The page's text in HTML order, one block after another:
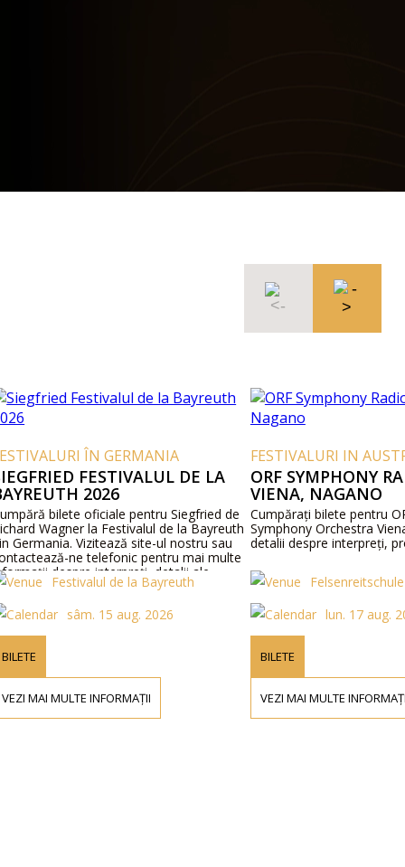
ÎN GERMANIA
FESTIVALUL DE LA
2026
oficiale pentru Siegfried de
la Festivalul de la Bayreuth
Vizitează site-ul nostru sau
ne telefonic pentru mai multe
interpreți, detalii ale
prețurile biletelor.
de la Bayreuth
sâm. 15 aug. 2026
INFORMAȚII
FESTIVALURI IN AUSTRIA
ORF SYMPHONY RADIO ORF
VIENA, NAGANO
Cumpărați bilete pentru ORF Radio
Symphony Orchestra Viena, Nagano.
detalii despre interpreți, program și
Felsenreitschule
lun. 17 aug. 2026
VEZI MAI MULTE INFORMAȚII